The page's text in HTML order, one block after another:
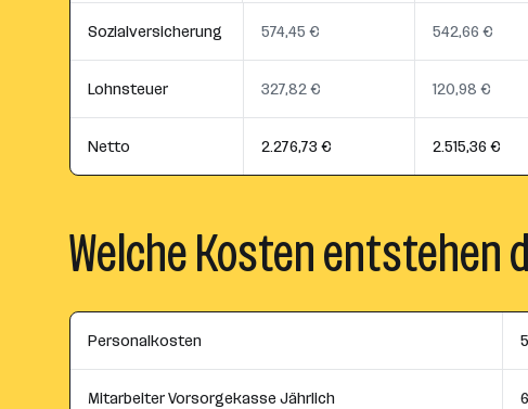
Sozialversicherung 574,45 € 542,66 €
Lohnsteuer 327,82 € 120,98 €
Netto 2.276,73 € 2.515,36 €
Welche Kosten entstehen
Personalkosten
Mitarbeiter Vorsorgekasse Jährlich